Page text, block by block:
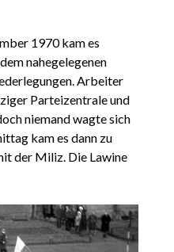
1970 kam es
nahegelegenen
Arbeiter
Parteizentrale und
niemand wagte sich
kam es dann zu
der Miliz. Die Lawine